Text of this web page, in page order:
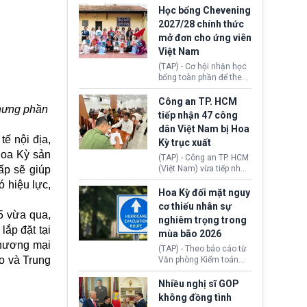
phần
nội địa,
Kỳ sản
sẽ giúp
hiệu lực,
vừa qua,
đặt tại
mại
và Trung
thi Thỏa thuận Rút khỏi
Liên minh châu Âu
(Withdrawal
Agreement).
Iran nhằm mở lại eo biển
Hormuz, mở đường cho
việc khôi phục hoạt
động hàng hải. Những
tín hiệu ngoại giao tích
cực này lập tức tác động
đến thị trường năng
lượng, kéo giá dầu thế
giới lùi sâu xuống dưới
mức 80 USD/thùng.
Học bổng Chevening
2027/28 chính thức
mở đơn cho ứng viên
Việt Nam
(TAP) - Cơ hội nhận học
bổng toàn phần để theo
học chương trình thạc sĩ
tại Vương quốc Anh đã
chính thức quay trở lại.
Học bổng Chevening
2027/28 của Chính phủ
Anh vừa mở cổng ứng
tuyển dành riêng ứng
viên Việt Nam, hỗ trợ
toàn bộ chi phí học tập
cùng nhiều quyền lợi
trong suốt một năm
học.
Công an TP. HCM
tiếp nhận 47 công
dân Việt Nam bị Hoa
Kỳ trục xuất
(TAP) - Công an TP. HCM
(Việt Nam) vừa tiếp nhận
47 công dân Việt Nam bị
Hoa Kỳ trục xuất về
nước. Đây là đợt có số
lượng lớn nhất từ đầu
năm 2026 đến nay, phản
ánh xu hướng gia tăng
các trường hợp trục
xuất.
Hoa Kỳ đối mặt nguy
cơ thiếu nhân sự
nghiêm trọng trong
mùa bão 2026
(TAP) - Theo báo cáo từ
Văn phòng Kiểm toán
Chính phủ (GAO), Cơ
quan Quản lý Khẩn cấp
Liên bang (FEMA) thuộc
Bộ An ninh Nội địa Hoa
Nhiều nghị sĩ GOP
không đồng tình